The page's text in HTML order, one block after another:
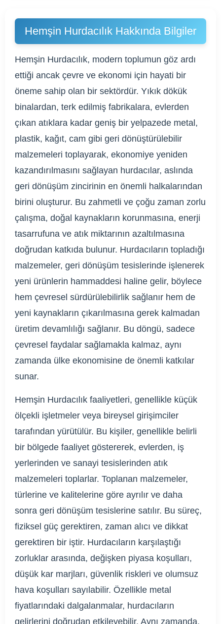
Hemşin Hurdacılık Hakkında Bilgiler
Hemşin Hurdacılık, modern toplumun göz ardı
ettiği ancak çevre ve ekonomi için hayati bir
öneme sahip olan bir sektördür. Yıkık dökük
binalardan, terk edilmiş fabrikalara, evlerden
çıkan atıklara kadar geniş bir yelpazede metal,
plastik, kağıt, cam gibi geri dönüştürülebilir
malzemeleri toplayarak, ekonomiye yeniden
kazandırılmasını sağlayan hurdacılar, aslında
geri dönüşüm zincirinin en önemli halkalarından
birini oluşturur. Bu zahmetli ve çoğu zaman zorlu
çalışma, doğal kaynakların korunmasına, enerji
tasarrufuna ve atık miktarının azaltılmasına
doğrudan katkıda bulunur. Hurdacıların topladığı
malzemeler, geri dönüşüm tesislerinde işlenerek
yeni ürünlerin hammaddesi haline gelir, böylece
hem çevresel sürdürülebilirlik sağlanır hem de
yeni kaynakların çıkarılmasına gerek kalmadan
üretim devamlılığı sağlanır. Bu döngü, sadece
çevresel faydalar sağlamakla kalmaz, aynı
zamanda ülke ekonomisine de önemli katkılar
sunar.
Hemşin Hurdacılık faaliyetleri, genellikle küçük
ölçekli işletmeler veya bireysel girişimciler
tarafından yürütülür. Bu kişiler, genellikle belirli
bir bölgede faaliyet göstererek, evlerden, iş
yerlerinden ve sanayi tesislerinden atık
malzemeleri toplarlar. Toplanan malzemeler,
türlerine ve kalitelerine göre ayrılır ve daha
sonra geri dönüşüm tesislerine satılır. Bu süreç,
fiziksel güç gerektiren, zaman alıcı ve dikkat
gerektiren bir iştir. Hurdacıların karşılaştığı
zorluklar arasında, değişken piyasa koşulları,
düşük kar marjları, güvenlik riskleri ve olumsuz
hava koşulları sayılabilir. Özellikle metal
fiyatlarındaki dalgalanmalar, hurdacıların
gelirlerini doğrudan etkileyebilir. Aynı zamanda,